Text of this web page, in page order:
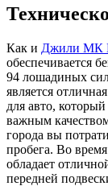
Как и Джили МК
обеспечивается
94 лошадиных
является
для авто, который
важным
города вы
пробега. Во
обладает
передней